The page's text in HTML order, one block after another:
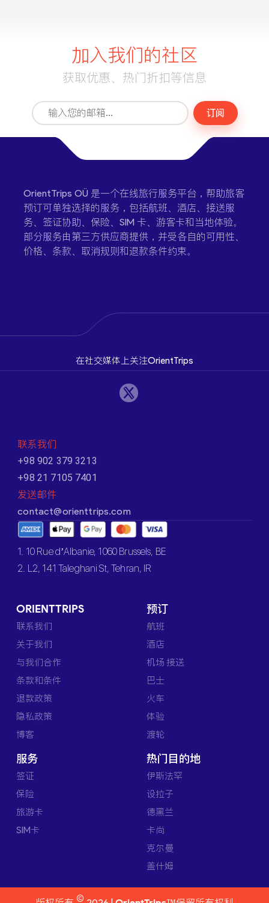
加入我们的社区
获取优惠、热门折扣等信息
订阅
OrientTrips OÜ 是一个在线旅行服务平台，帮助旅客
预订可单独选择的服务，包括航班、酒店、接送服
务、签证协助、保险、SIM 卡、游客卡和当地体验。
部分服务由第三方供应商提供，并受各自的可用性、
价格、条款、取消规则和退款条件约束。
在社交媒体上关注OrientTrips
联系我们
+98 902 379 3213
+98 21 7105 7401
发送邮件
contact@orienttrips.com
1. 10 Rue d’Albanie, 1060 Brussels, BE
2. L2, 141 Taleghani St, Tehran, IR
ORIENTTRIPS
联系我们
关于我们
与我们合作
条款和条件
退款政策
隐私政策
博客
预订
航班
酒店
机场 接送
巴士
火车
体验
渡轮
服务
签证
保险
旅游卡
SIM卡
热门目的地
伊斯法罕
设拉子
德黑兰
卡尚
克尔曼
盖什姆